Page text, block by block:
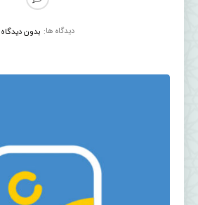
دیدگاه ها: بدون دیدگاه